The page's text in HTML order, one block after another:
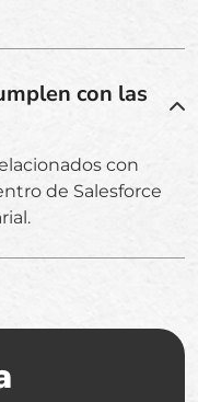
con las
con
de Salesforce